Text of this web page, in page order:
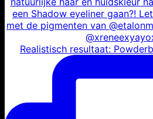
Realistisch resultaat: